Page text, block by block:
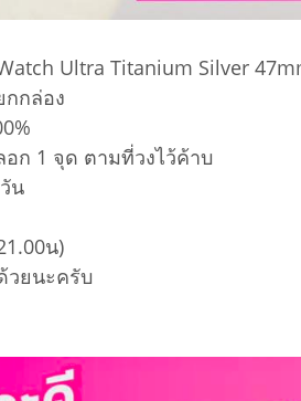
Ultra Titanium Silver
กล่อง
ก 1 จุด ตามที่วงไว้ค้าบ
น
น)
วยนะครับ